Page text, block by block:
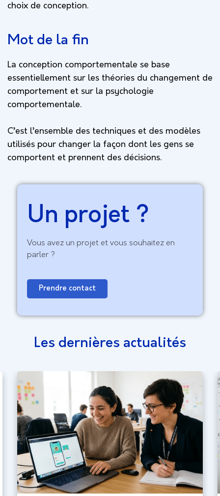
choix de conception.
Mot de la fin
La conception comportementale se base
essentiellement sur les théories du changement de
comportement et sur la psychologie
comportementale.
C’est l’ensemble des techniques et des modèles
utilisés pour changer la façon dont les gens se
comportent et prennent des décisions.
Un projet ?
Vous avez un projet et vous souhaitez en
parler ?
Prendre contact
Les dernières actualités